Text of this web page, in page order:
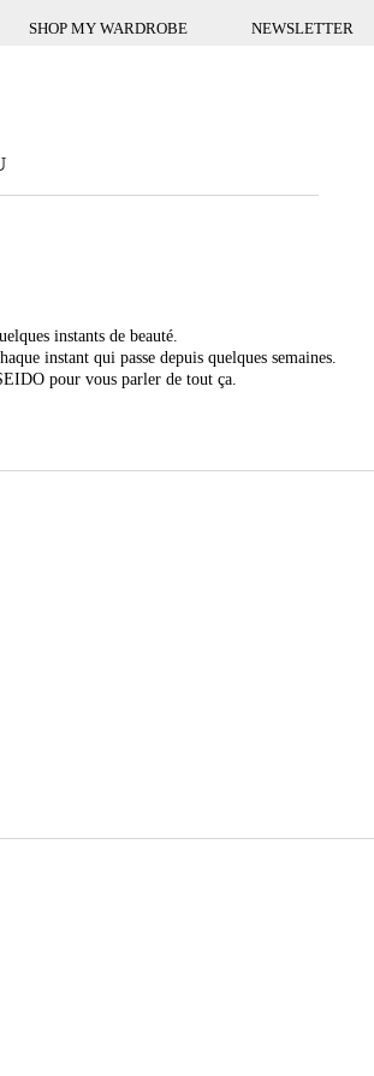
SHOP MY WARDROBE NEWSLETTER
instants de beauté.
instant qui passe depuis quelques semaines.
pour vous parler de tout ça.